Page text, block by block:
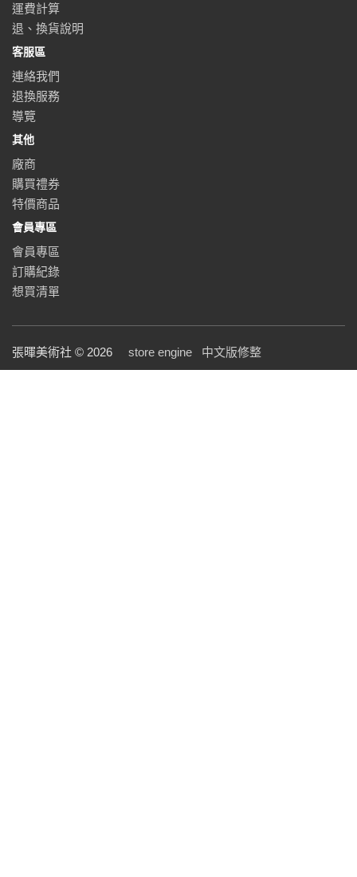
運費計算
退、換貨說明
客服區
連絡我們
退換服務
導覽
其他
廠商
購買禮券
特價商品
會員專區
會員專區
訂購紀錄
想買清單
張暉美術社 © 2026 store engine 中文版修整